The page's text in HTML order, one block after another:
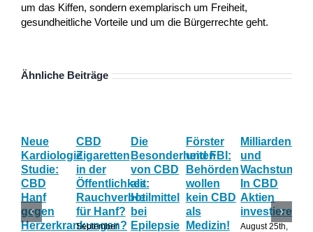
um das Kiffen, sondern exemplarisch um Freiheit,
gesundheitliche Vorteile und um die Bürgerrechte geht.
Ähnliche Beiträge
Neue
Kardiologie
Studie:
CBD
Hanf
gegen
Herzerkrankungen?
CBD
Zigaretten
in der
Öffentlichkeit:
Rauchverbot
für Hanf?
September
Die
Besonderheiten
von CBD
als
Heilmittel
bei
Epilepsie
Förster
und FBI:
Behörden
wollen
kein CBD
als
Medizin!
und
Wachstum:
In CBD
Aktien
investieren?
August 25th,